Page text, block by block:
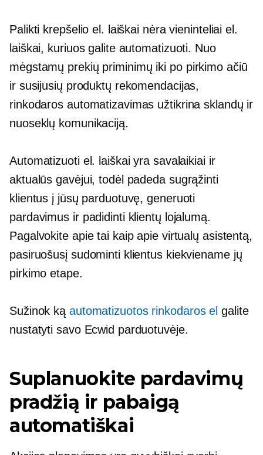
Palikti krepšelio el. laiškai nėra vieninteliai el.
laiškai, kuriuos galite automatizuoti. Nuo
mėgstamų prekių priminimų iki po pirkimo ačiū
ir susijusių produktų rekomendacijas,
rinkodaros automatizavimas užtikrina sklandų ir
nuoseklų komunikaciją.
Automatizuoti el. laiškai yra savalaikiai ir
aktualūs gavėjui, todėl padeda sugrąžinti
klientus į jūsų parduotuvę, generuoti
pardavimus ir padidinti klientų lojalumą.
Pagalvokite apie tai kaip apie virtualų asistentą,
pasiruošusį sudominti klientus kiekviename jų
pirkimo etape.
Sužinok ką automatizuotos rinkodaros el galite
nustatyti savo Ecwid parduotuvėje.
Suplanuokite pardavimų
pradžią ir pabaigą
automatiškai